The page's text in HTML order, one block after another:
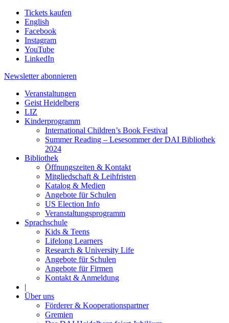
Tickets kaufen
English
Facebook
Instagram
YouTube
LinkedIn
Newsletter abonnieren
Veranstaltungen
Geist Heidelberg
LIZ
Kinderprogramm
International Children’s Book Festival
Summer Reading – Lesesommer der DAI Bibliothek
2024
Bibliothek
Öffnungszeiten & Kontakt
Mitgliedschaft & Leihfristen
Katalog & Medien
Angebote für Schulen
US Election Info
Veranstaltungsprogramm
Sprachschule
Kids & Teens
Lifelong Learners
Research & University Life
Angebote für Schulen
Angebote für Firmen
Kontakt & Anmeldung
|
Über uns
Förderer & Kooperationspartner
Gremien